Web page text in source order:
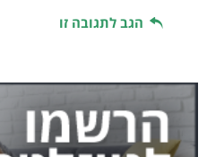
הגב לתגובה זו